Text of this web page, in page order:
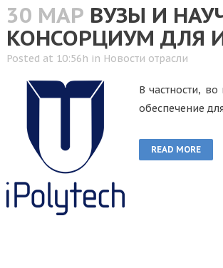
30 МАР ВУЗЫ И
КОНСОРЦИУМ ДЛЯ
Posted at 10:56h in Новости отрасли
В частности,
обеспечение
READ MORE